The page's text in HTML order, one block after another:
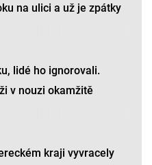
na ulici a už je zpátky
lidé ho ignorovali.
v nouzi okamžitě
kraji vyvracely